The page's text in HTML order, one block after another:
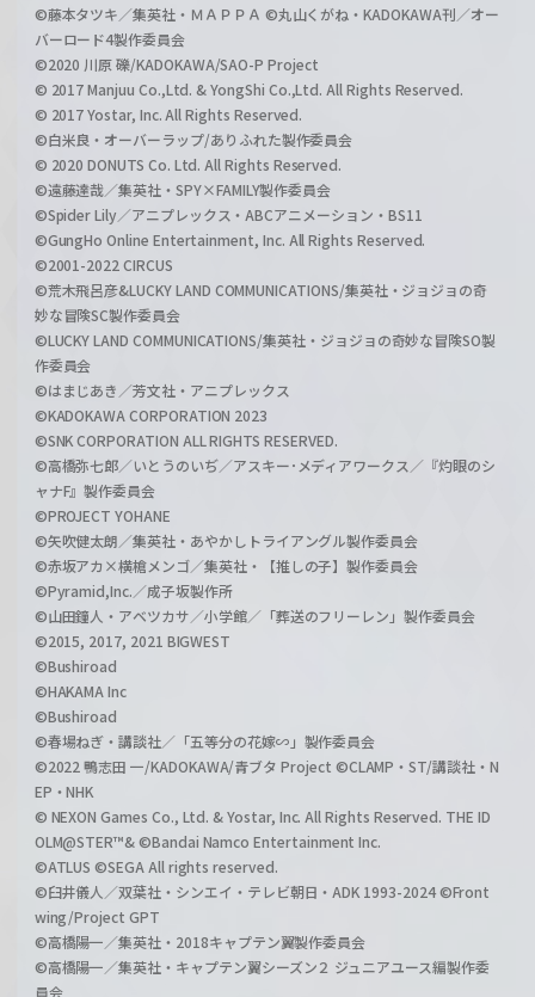
©藤本タツキ／集英社・ＭＡＰＰＡ ©丸山くがね・KADOKAWA刊／オー
バーロード4製作委員会
©2020 川原 礫/KADOKAWA/SAO-P Project
© 2017 Manjuu Co.,Ltd. & YongShi Co.,Ltd. All Rights Reserved.
© 2017 Yostar, Inc. All Rights Reserved.
©白米良・オーバーラップ/ありふれた製作委員会
© 2020 DONUTS Co. Ltd. All Rights Reserved.
©遠藤達哉／集英社・SPY×FAMILY製作委員会
©Spider Lily／アニプレックス・ABCアニメーション・BS11
©GungHo Online Entertainment, Inc. All Rights Reserved.
©2001-2022 CIRCUS
©荒木飛呂彦&LUCKY LAND COMMUNICATIONS/集英社・ジョジョの奇
妙な冒険SC製作委員会
©LUCKY LAND COMMUNICATIONS/集英社・ジョジョの奇妙な冒険SO製
作委員会
©はまじあき／芳文社・アニプレックス
©KADOKAWA CORPORATION 2023
©SNK CORPORATION ALL RIGHTS RESERVED.
©高橋弥七郎／いとうのいぢ／アスキー･メディアワークス／『灼眼のシ
ャナF』製作委員会
©PROJECT YOHANE
©矢吹健太朗／集英社・あやかしトライアングル製作委員会
©赤坂アカ×横槍メンゴ／集英社・【推しの子】製作委員会
©Pyramid,Inc.／成子坂製作所
©山田鐘人・アベツカサ／小学館／「葬送のフリーレン」製作委員会
©2015, 2017, 2021 BIGWEST
©Bushiroad
©HAKAMA Inc
©Bushiroad
©春場ねぎ・講談社／「五等分の花嫁∽」製作委員会
©2022 鴨志田 一/KADOKAWA/青ブタ Project ©CLAMP・ST/講談社・N
EP・NHK
© NEXON Games Co., Ltd. & Yostar, Inc. All Rights Reserved. THE ID
OLM@STER™& ©Bandai Namco Entertainment Inc.
©ATLUS ©SEGA All rights reserved.
©臼井儀人／双葉社・シンエイ・テレビ朝日・ADK 1993-2024 ©Front
wing/Project GPT
©高橋陽一／集英社・2018キャプテン翼製作委員会
©高橋陽一／集英社・キャプテン翼シーズン２ ジュニアユース編製作委
員会